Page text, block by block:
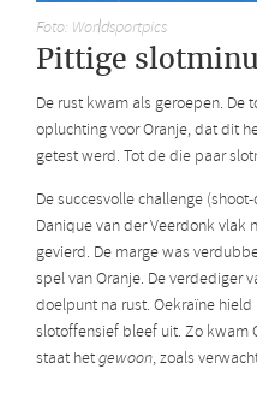
Foto: Worldsportpics
Pittige
De rust kwam als geroepen. De
opluchting voor Oranje, dat dit
getest werd. Tot de die paar
De succesvolle challenge
Danique van der Veerdonk vlak
gevierd. De marge was
spel van Oranje. De verdediger
doelpunt na rust. Oekraïne
slotoffensief bleef uit. Zo kwam
staat hetgewoon, zoals